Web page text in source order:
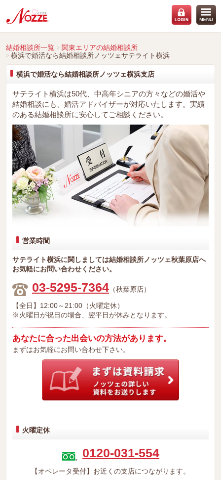
結婚相談所一覧
関東エリアの結婚相談所
横浜で婚活なら結婚相談所ノッツェサテライト横浜
横浜で婚活なら結婚相談所ノッツェ横浜支店
サテライト横浜は50代、中高年シニアの方々などの婚活や
結婚相談にも、婚活アドバイザーが対応いたします。実績
のある結婚相談所に安心してご相談ください。
営業時間
サテライト横浜に関しましては結婚相談所ノッツェ秋葉原店へ
お気軽にお問い合わせください。
03-5295-7364 （秋葉原店）
【全日】12:00～21:00（火曜定休）
※火曜日が祝日の場合、翌平日が休みとなります。
あなたに合った出会いの方法があります。
まずはお気軽にお問い合わせ下さい。
火曜定休
0120-031-554
【オペレータ受付】お近くの支店につながります。